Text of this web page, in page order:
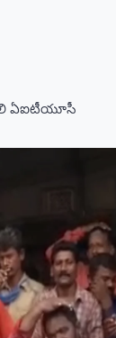
ఏఐటీయూసీ